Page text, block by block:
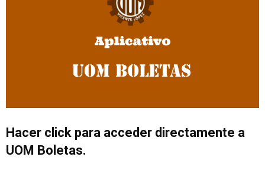
Hacer click para acceder directamente a
UOM Boletas.